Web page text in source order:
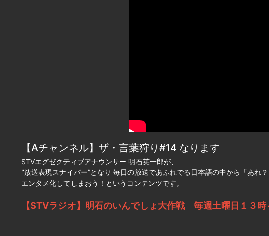
【Aチャンネル】ザ・言葉狩り#14 なります
STVエグゼクティブアナウンサー 明石英一郎が、
‟放送表現スナイパー”となり 毎日の放送であふれでる日本語の中から「あれ
エンタメ化してしまおう！というコンテンツです。
【STVラジオ】明石のいんでしょ大作戦 毎週土曜日１３